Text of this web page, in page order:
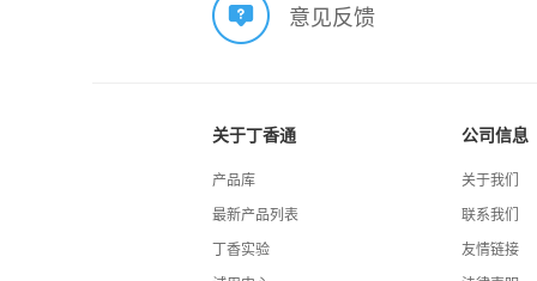
意见反馈
关于丁香通
产品库
最新产品列表
丁香实验
公司信息
关于我们
联系我们
友情链接